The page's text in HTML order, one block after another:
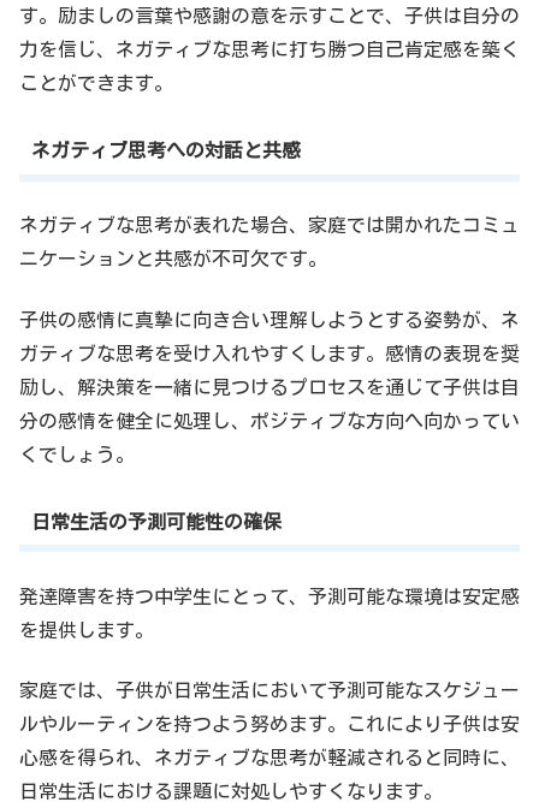
す。励ましの言葉や感謝の意を示すことで、子供は自分の
力を信じ、ネガティブな思考に打ち勝つ自己肯定感を築く
ことができます。
ネガティブ思考への対話と共感
ネガティブな思考が表れた場合、家庭では開かれたコミュ
ニケーションと共感が不可欠です。
子供の感情に真摯に向き合い理解しようとする姿勢が、ネ
ガティブな思考を受け入れやすくします。感情の表現を奨
励し、解決策を一緒に見つけるプロセスを通じて子供は自
分の感情を健全に処理し、ポジティブな方向へ向かってい
くでしょう。
日常生活の予測可能性の確保
発達障害を持つ中学生にとって、予測可能な環境は安定感
を提供します。
家庭では、子供が日常生活において予測可能なスケジュー
ルやルーティンを持つよう努めます。これにより子供は安
心感を得られ、ネガティブな思考が軽減されると同時に、
日常生活における課題に対処しやすくなります。